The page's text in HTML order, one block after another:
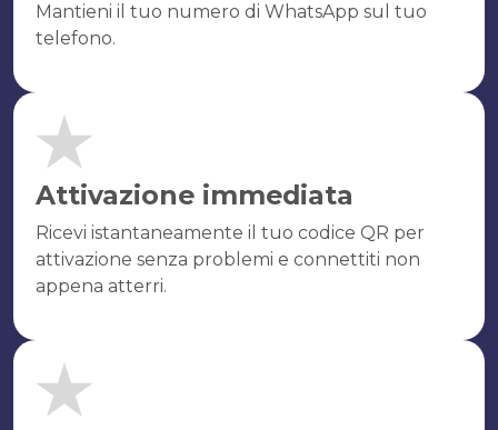
Mantieni il tuo numero di WhatsApp sul tuo
telefono.
Attivazione immediata
Ricevi istantaneamente il tuo codice QR per
attivazione senza problemi e connettiti non
appena atterri.